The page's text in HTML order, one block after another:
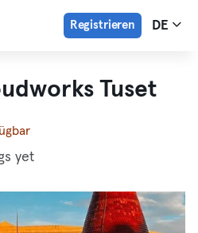
Registrieren DE
Tuset
yet